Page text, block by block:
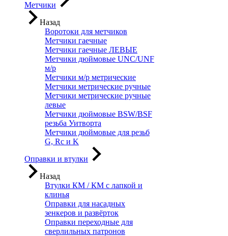
Метчики
Назад
Воротоки для метчиков
Метчики гаечные
Метчики гаечные ЛЕВЫЕ
Метчики дюймовые UNC/UNF
м/р
Метчики м/р метрические
Метчики метрические ручные
Метчики метрические ручные
левые
Метчики дюймовые BSW/BSF
резьба Уитворта
Метчики дюймовые для резьб
G, Rc и K
Оправки и втулки
Назад
Втулки КМ / КМ с лапкой и
клинья
Оправки для насадных
зенкеров и развёрток
Оправки переходные для
сверлильных патронов